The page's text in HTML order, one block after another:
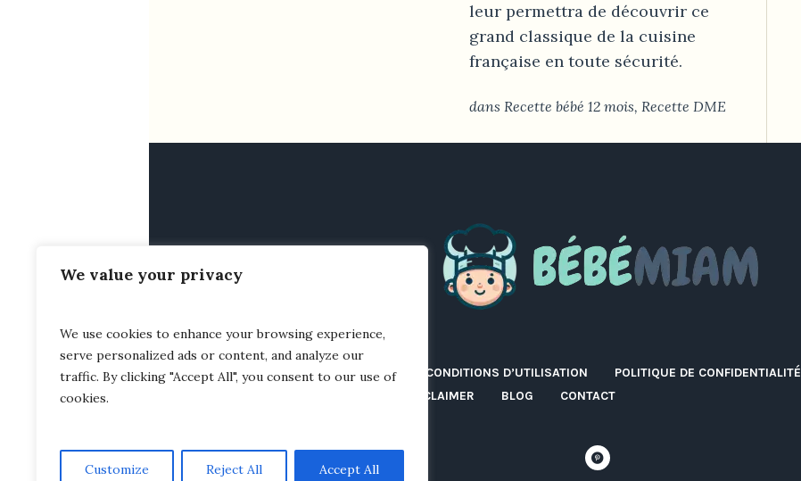
We value your privacy
We use cookies to enhance your browsing experience,
serve personalized ads or content, and analyze our
traffic. By clicking "Accept All", you consent to our use of
cookies.
Customize Reject All Accept All
leur permettra de découvrir ce
grand classique de la cuisine
française en toute sécurité.
dans Recette bébé 12 mois, Recette DME
À PROPOS MENTIONS LÉGALES CONDITIONS D’UTILISATION POLITIQUE DE CONFIDENTIALITÉ
DISCLAIMER BLOG CONTACT